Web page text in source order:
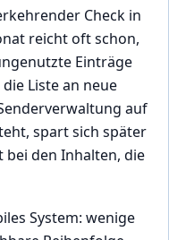
Check in
reicht oft schon,
Einträge
Liste an neue
auf
spart sich später
den Inhalten, die
System: wenige